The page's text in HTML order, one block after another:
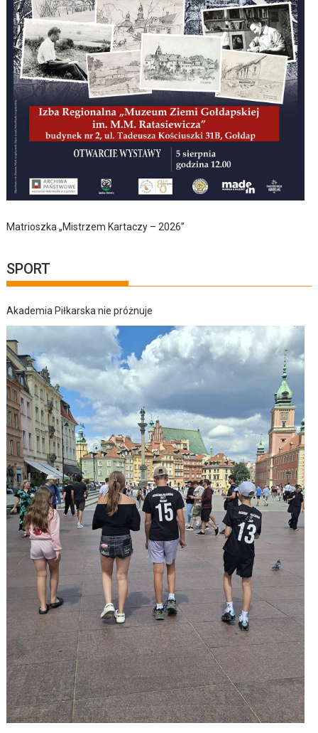
Matrioszka „Mistrzem Kartaczy – 2026”
SPORT
Akademia Piłkarska nie próżnuje